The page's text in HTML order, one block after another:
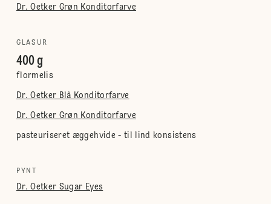
Dr. Oetker Grøn Konditorfarve
GLASUR
400 g
flormelis
Dr. Oetker Blå Konditorfarve
Dr. Oetker Grøn Konditorfarve
pasteuriseret æggehvide - til lind konsistens
PYNT
Dr. Oetker Sugar Eyes